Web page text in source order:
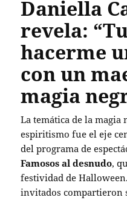
Daniella
revela:
hacerme
con un
magia
La temática de la magia
espiritismo fue el eje
del programa de
Famosos al desnudo,
festividad de
invitados compartieron